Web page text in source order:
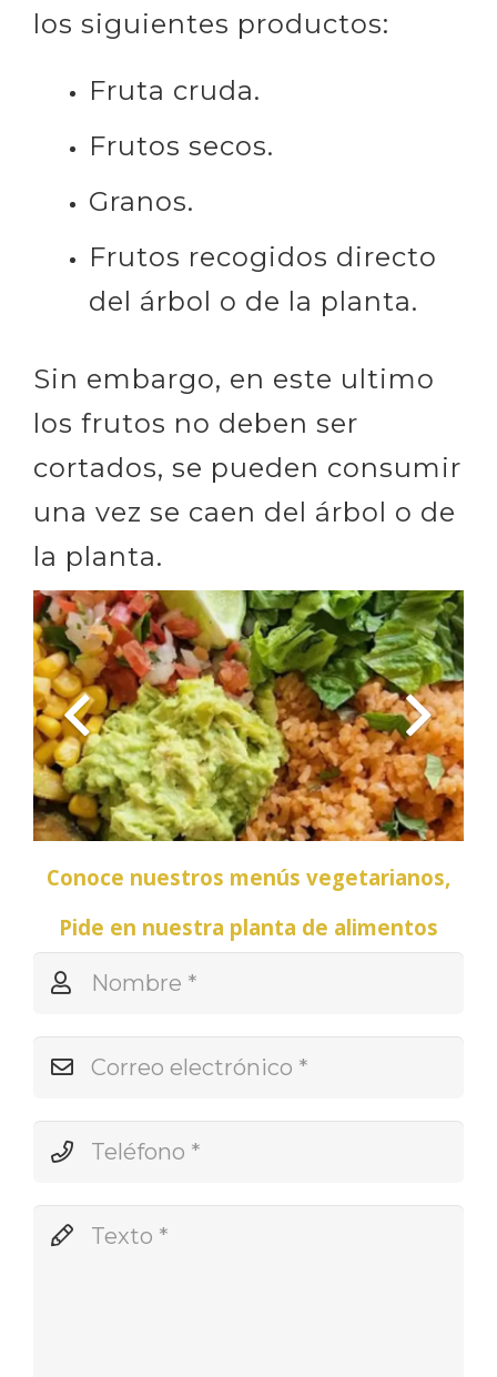
los siguientes productos:
Fruta cruda.
Frutos secos.
Granos.
Frutos recogidos directo
del árbol o de la planta.
Sin embargo, en este ultimo
los frutos no deben ser
cortados, se pueden consumir
una vez se caen del árbol o de
la planta.
Conoce nuestros menús vegetarianos,
Pide en nuestra planta de alimentos